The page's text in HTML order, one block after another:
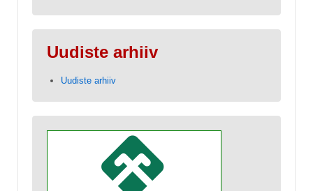
Uudiste arhiiv
Uudiste arhiiv